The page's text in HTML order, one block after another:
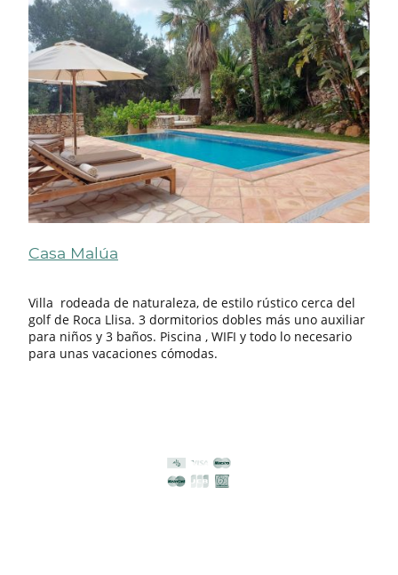
Casa Malúa
Villa rodeada de naturaleza, de estilo rústico cerca del
golf de Roca Llisa. 3 dormitorios dobles más uno auxiliar
para niños y 3 baños. Piscina , WIFI y todo lo necesario
para unas vacaciones cómodas.